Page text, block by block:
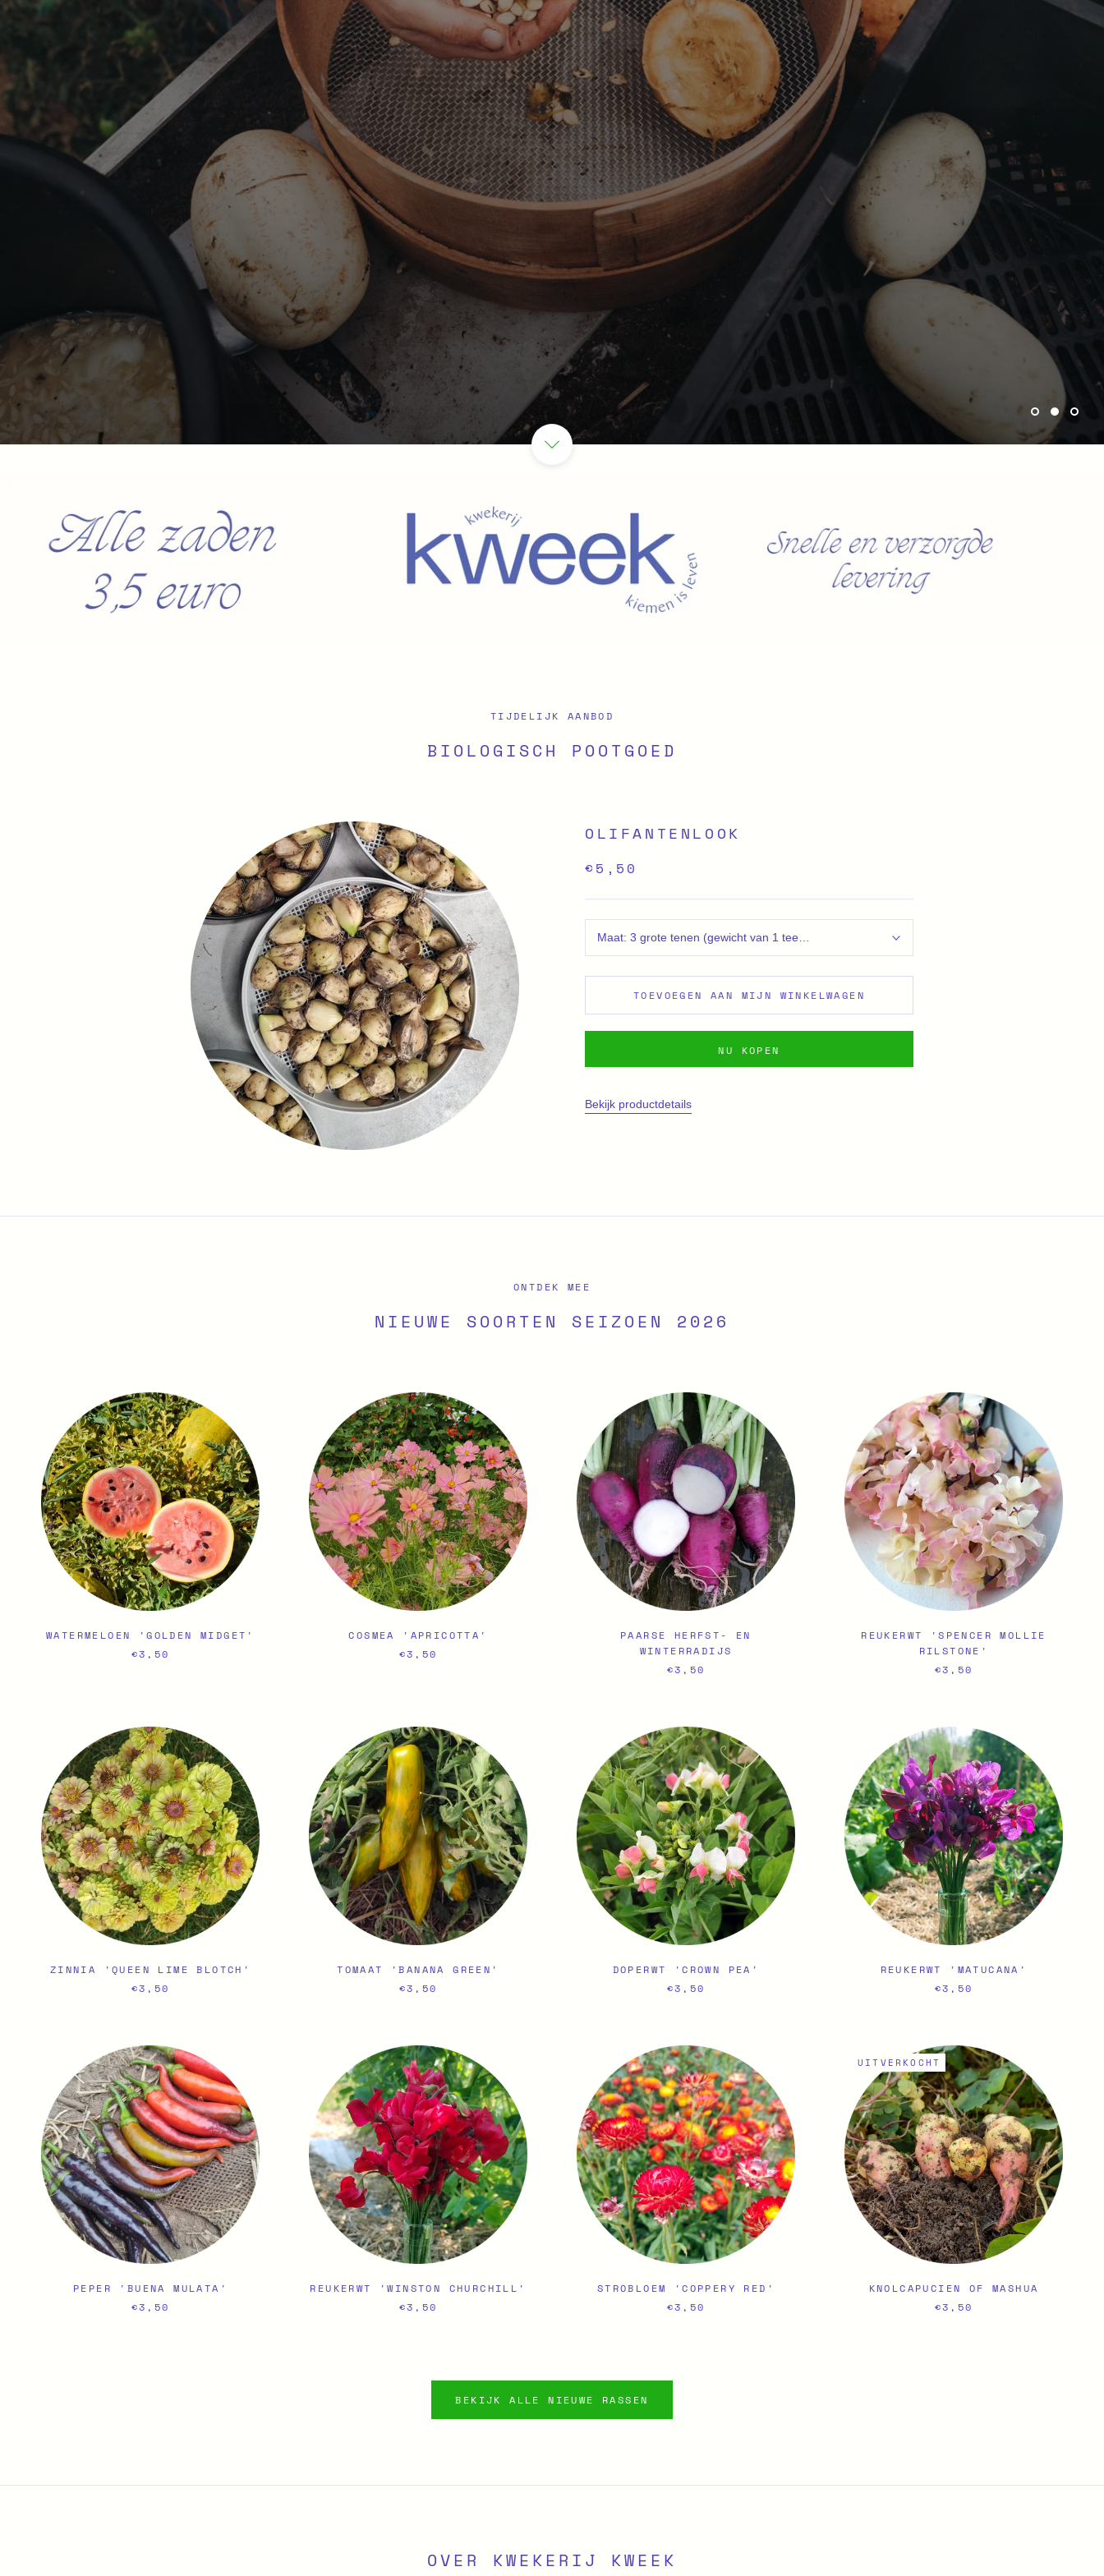
KWEKERIJ KWEEK
HIER KOOP JE RECHTSTREEKS AAN BIJ DE KWEKER
TIJDELIJK AANBOD
BIOLOGISCH POOTGOED
OLIFANTENLOOK
€5,50
Maat: 3 grote tenen (gewicht van 1 teen bedraagt +-45 gram)
TOEVOEGEN AAN MIJN WINKELWAGEN
NU KOPEN
Bekijk productdetails
ONTDEK MEE
NIEUWE SOORTEN SEIZOEN 2026
WATERMELOEN 'GOLDEN MIDGET'
€3,50
COSMEA 'APRICOTTA'
€3,50
PAARSE HERFST- EN
WINTERRADIJS
€3,50
REUKERWT 'SPENCER MOLLIE
RILSTONE'
€3,50
ZINNIA 'QUEEN LIME BLOTCH'
€3,50
TOMAAT 'BANANA GREEN'
€3,50
DOPERWT 'CROWN PEA'
€3,50
REUKERWT 'MATUCANA'
€3,50
PEPER 'BUENA MULATA'
€3,50
REUKERWT 'WINSTON CHURCHILL'
€3,50
STROBLOEM 'COPPERY RED'
€3,50
UITVERKOCHT
KNOLCAPUCIEN OF MASHUA
€3,50
BEKIJK ALLE NIEUWE RASSEN
OVER KWEKERIJ KWEEK